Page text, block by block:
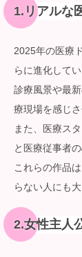
1.リアルな
2025年の医療
らに進化してい
診療風景や最
療現場を感じ
また、医療ス
と医療従事者
これらの作品
らない人にも
2.女性主人